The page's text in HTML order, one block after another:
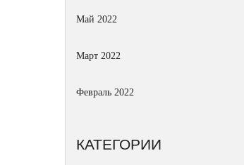
Май 2022
Март 2022
Февраль 2022
КАТЕГОРИИ